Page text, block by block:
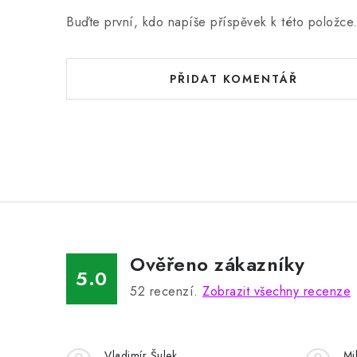
Buďte první, kdo napíše příspěvek k této položce.
PŘIDAT KOMENTÁŘ
5.0
Ověřeno zákazníky
52 recenzí. Zobrazit všechny recenze